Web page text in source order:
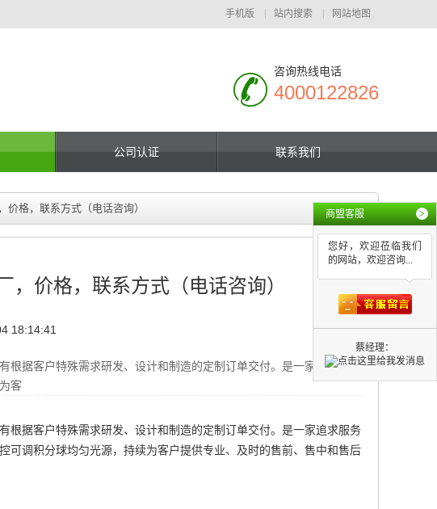
手机版 站内搜索 网站地图
咨询热线电话
4000122826
公司认证 联系我们
价格，联系方式（电话咨询）
，价格，联系方式（电话咨询）
18:14:41
根据客户特殊需求研发、设计和制造的定制订单交付。是一家追求服务
客
根据客户特殊需求研发、设计和制造的定制订单交付。是一家追求服务
可调积分球均匀光源，持续为客户提供专业、及时的售前、售中和售后
商盟客服 >
您好，欢迎莅临我们
的网站，欢迎咨询...
蔡经理：